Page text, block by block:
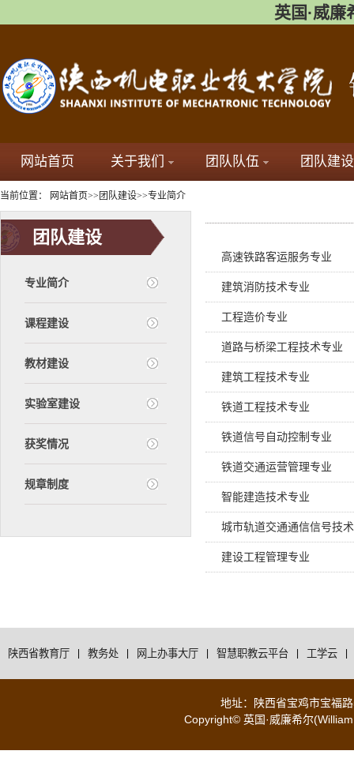
英国·威
网站首页 关于我们 团队队伍 团队建设
当前位置： 网站首页>> 团队建设>>专业简介
团队建设
专业简介
课程建设
教材建设
实验室建设
获奖情况
规章制度
高速铁路客运服务专业
建筑消防技术专业
工程造价专业
道路与桥梁工程技术专业
建筑工程技术专业
铁道工程技术专业
铁道信号自动控制专业
铁道交通运营管理专业
智能建造技术专业
城市轨道交通通信信号技
建设工程管理专业
陕西省教育厅 教务处 网上办事大厅 智慧职教云平台 工学云
地址：陕西省宝鸡市宝福
Copyright© 英国·威廉希尔